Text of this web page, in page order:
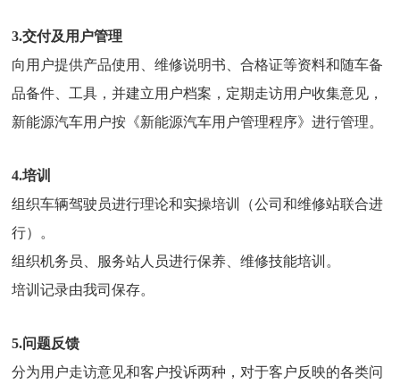
3.交付及用户管理
向用户提供产品使用、维修说明书、合格证等资料和随车备
品备件、工具，并建立用户档案，定期走访用户收集意见，
新能源汽车用户按《新能源汽车用户管理程序》进行管理。
4.培训
组织车辆驾驶员进行理论和实操培训（公司和维修站联合进
行）。
组织机务员、服务站人员进行保养、维修技能培训。
培训记录由我司保存。
5.问题反馈
分为用户走访意见和客户投诉两种，对于客户反映的各类问